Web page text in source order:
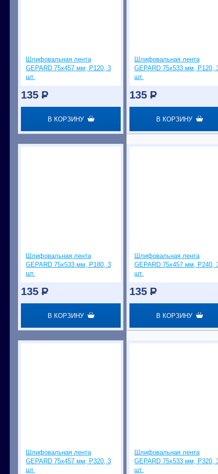
Шлифовальная лента
GEPARD 75x457 мм, Р120, 3
шт.
135 P
В КОРЗИНУ
Шлифовальная лента
GEPARD 75x533 мм, Р120,
шт.
135 P
В КОРЗИНУ
Шлифовальная лента
GEPARD 75x533 мм, Р180, 3
шт.
135 P
В КОРЗИНУ
Шлифовальная лента
GEPARD 75x457 мм, Р240,
шт.
135 P
В КОРЗИНУ
Шлифовальная лента
GEPARD 75x457 мм, Р320, 3
шт.
Шлифовальная лента
GEPARD 75x533 мм, Р320,
шт.